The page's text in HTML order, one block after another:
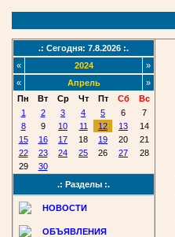
.: Сегодня: 7.8.2026 :.
«
2024
»
«
Апрель
»
Пн
Вт Ср Чт Пт Сб
Вс
1
2 3 4 5 6
7
8
9 10 11 12 13
14
15
16 17 18 19 20
21
22
23 24 25 26 27
28
29
30
.: Разделы :.
НОВОСТИ
ОБЪЯВЛЕНИЯ